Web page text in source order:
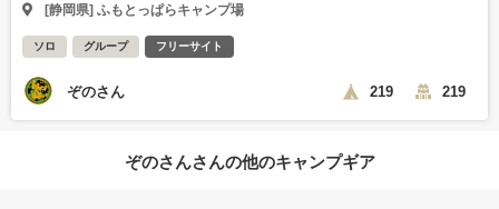
[静岡県] ふもとっぱらキャンプ場
ソロ グループ フリーサイト
ぞのさん 219 219
ぞのさんさんの他のキャンプギア